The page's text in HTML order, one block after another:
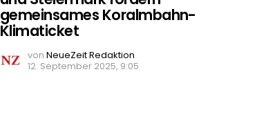
gemeinsames Koralmbahn-
Klimaticket
von NeueZeit Redaktion
12. September 2025, 9:05